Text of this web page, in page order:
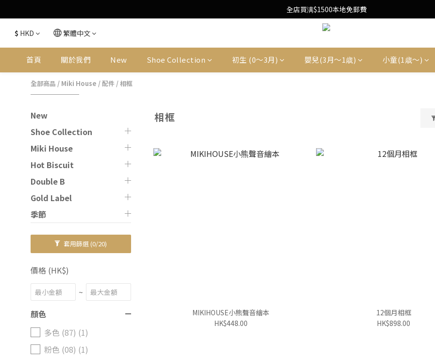
Free Local Shipping Upon $1500 purchase
全店買满$1500本地免郵費
Free Local Shipping Upon $1500 purchase
$ HKD 繁體中文
首頁 關於我們 New Shoe Collection 初生 (0〜3月) 嬰兒(3月〜1歳) 小童(1歳〜)
全部商品 / Miki House /配件 /相框
New
Shoe Collection
Miki House
Hot Biscuit
Double B
Gold Label
季節
套用篩選(0/20)
價格 (HK$)
~
顏色
多色 (87) (1)
粉色 (08) (1)
相框
MIKIHOUSE小熊聲音繪本
HK$448.00
12個月相框
HK$898.00